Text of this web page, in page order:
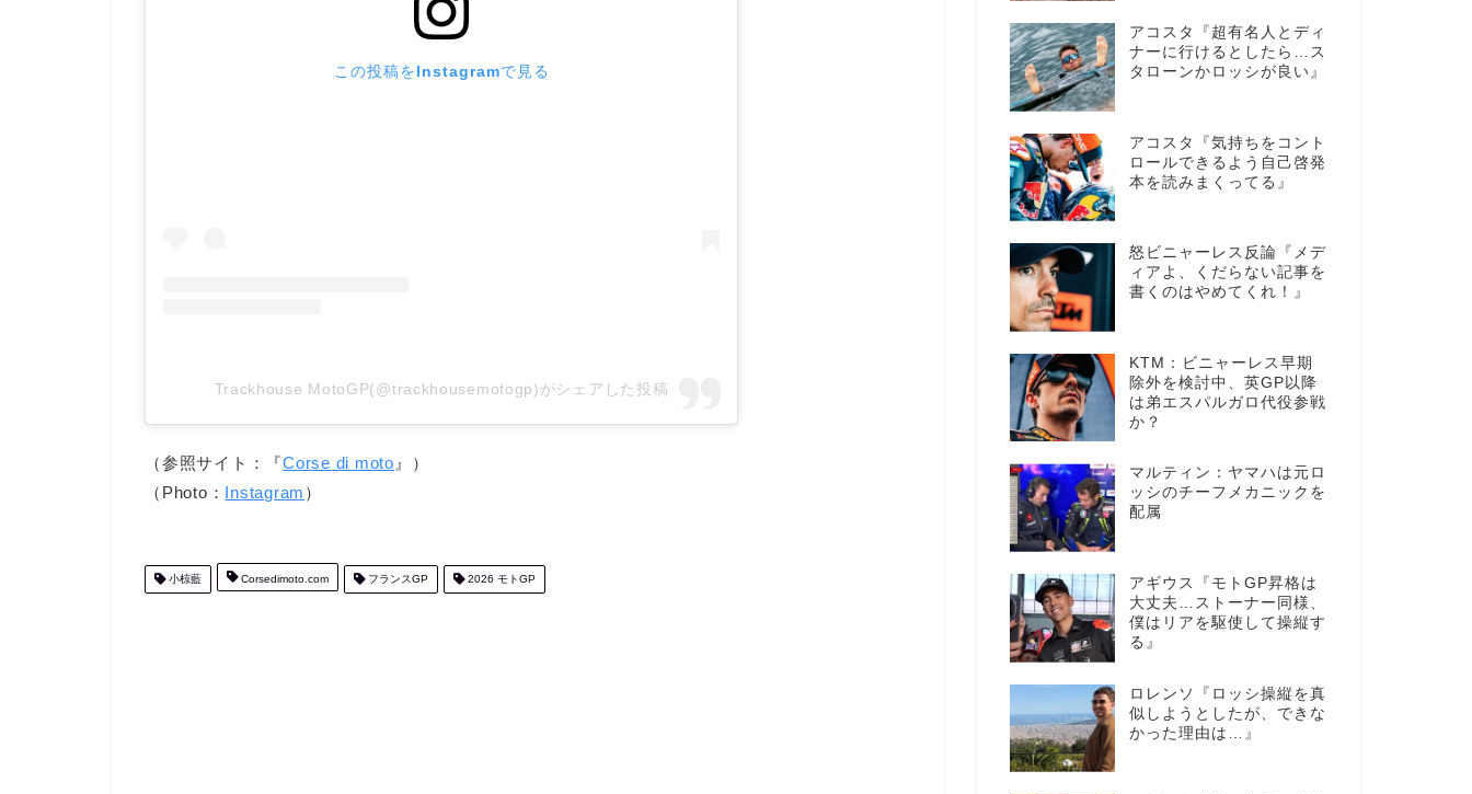
この投稿をInstagramで見る
Trackhouse MotoGP(@trackhousemotogp)がシェアした投稿
（参照サイト：『Corse di moto 』）
（Photo： Instagram ）
小椋藍 Corsedimoto.com フランスGP 2026 モトGP
アコスタ『超有名人とディ
ナーに行けるとしたら…ス
タローンかロッシが良い』
アコスタ『気持ちをコント
ロールできるよう自己啓発
本を読みまくってる』
怒ビニャーレス反論『メデ
ィアよ、くだらない記事を
書くのはやめてくれ！』
KTM：ビニャーレス早期
除外を検討中、英GP以降
は弟エスパルガロ代役参戦
か？
マルティン：ヤマハは元ロ
ッシのチーフメカニックを
配属
アギウス『モトGP昇格は
大丈夫…ストーナー同様、
僕はリアを駆使して操縦す
る』
ロレンソ『ロッシ操縦を真
似しようとしたが、できな
かった理由は…』